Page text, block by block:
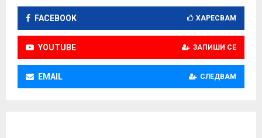
FACEBOOK ХАРЕСВАМ
YOUTUBE ЗАПИШИ СЕ
EMAIL СЛЕДВАМ